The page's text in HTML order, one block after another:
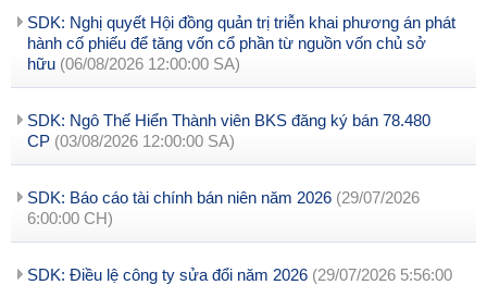
SDK: Nghị quyết Hội đồng quản trị triễn khai phương án phát
hành cố phiếu để tăng vốn cổ phần từ nguồn vốn chủ sở
hữu (06/08/2026 12:00:00 SA)
SDK: Ngô Thế Hiển Thành viên BKS đăng ký bán 78.480
CP (03/08/2026 12:00:00 SA)
SDK: Báo cáo tài chính bán niên năm 2026 (29/07/2026
6:00:00 CH)
SDK: Điều lệ công ty sửa đổi năm 2026 (29/07/2026 5:56:00